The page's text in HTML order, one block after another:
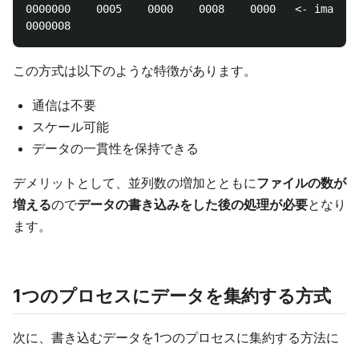
0000000    0005    0000    0008    0000   <- image 5で作
この方式は以下のような特徴があります。
通信は不要
スケール可能
データの一貫性を保持できる
デメリットとして、並列数の増加とともにファイルの数が
増えるのでデータの書き込みをした後の処理が必要となり
ます。
1つのプロセスにデータを集約する方式
次に、書き込むデータを1つのプロセスに集約する方法に